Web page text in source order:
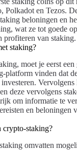
Polkadot en Tezos.
beloningen en
wat ze tot goede
profiteren van staking.
staking?
moet je eerst een
platform vinden dat
deze vervolgens
om informatie te
en beloningen
crypto-staking?
omvatten